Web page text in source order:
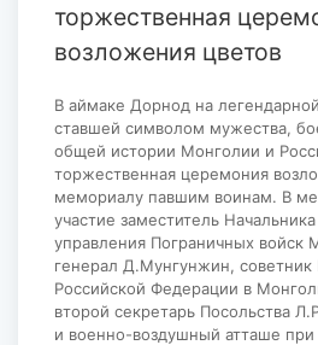
торжественная
возложения цветов
В аймаке Дорнод на
ставшей символом мужества,
общей истории Монголии и
торжественная церемония
мемориалу павшим воинам. В
участие заместитель
управления Пограничных войск
генерал Д.Мунгунжин, советник
Российской Федерации в
второй секретарь Посольства
и военно-воздушный атташе при